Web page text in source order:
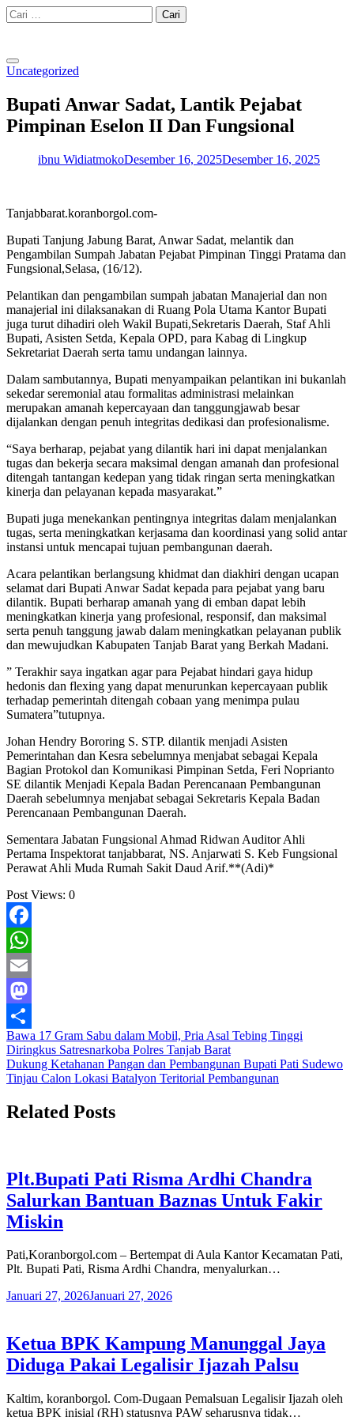
Skip
to
Cari
untuk:
Uncategorized
Bupati Anwar Sadat, Lantik Pejabat
Pimpinan Eselon II Dan Fungsional
ibnu WidiatmokoDesember 16, 2025Desember 16, 2025
Tanjabbarat.koranborgol.com-
Bupati Tanjung Jabung Barat, Anwar Sadat, melantik dan
Pengambilan Sumpah Jabatan Pejabat Pimpinan Tinggi Pratama dan
Fungsional,Selasa, (16/12).
Pelantikan dan pengambilan sumpah jabatan Manajerial dan non
manajerial ini dilaksanakan di Ruang Pola Utama Kantor Bupati
juga turut dihadiri oleh Wakil Bupati,Sekretaris Daerah, Staf Ahli
Bupati, Asisten Setda, Kepala OPD, para Kabag di Lingkup
Sekretariat Daerah serta tamu undangan lainnya.
Dalam sambutannya, Bupati menyampaikan pelantikan ini bukanlah
sekedar seremonial atau formalitas administrasi melainkan
merupakan amanah kepercayaan dan tanggungjawab besar
dijalankan dengan penuh integritas dedikasi dan profesionalisme.
“Saya berharap, pejabat yang dilantik hari ini dapat menjalankan
tugas dan bekerja secara maksimal dengan amanah dan profesional
ditengah tantangan kedepan yang tidak ringan serta meningkatkan
kinerja dan pelayanan kepada masyarakat.”
Bupati juga menekankan pentingnya integritas dalam menjalankan
tugas, serta meningkatkan kerjasama dan koordinasi yang solid antar
instansi untuk mencapai tujuan pembangunan daerah.
Acara pelantikan berlangsung khidmat dan diakhiri dengan ucapan
selamat dari Bupati Anwar Sadat kepada para pejabat yang baru
dilantik. Bupati berharap amanah yang di emban dapat lebih
meningkatkan kinerja yang profesional, responsif, dan maksimal
serta penuh tanggung jawab dalam meningkatkan pelayanan publik
dan mewujudkan Kabupaten Tanjab Barat yang Berkah Madani.
” Terakhir saya ingatkan agar para Pejabat hindari gaya hidup
hedonis dan flexing yang dapat menurunkan kepercayaan publik
terhadap pemerintah ditengah cobaan yang menimpa pulau
Sumatera”tutupnya.
Johan Hendry Bororing S. STP. dilantik menjadi Asisten
Pemerintahan dan Kesra sebelumnya menjabat sebagai Kepala
Bagian Protokol dan Komunikasi Pimpinan Setda, Feri Noprianto
SE dilantik Menjadi Kepala Badan Perencanaan Pembangunan
Daerah sebelumnya menjabat sebagai Sekretaris Kepala Badan
Perencanaan Pembangunan Daerah.
Sementara Jabatan Fungsional Ahmad Ridwan Auditor Ahli
Pertama Inspektorat tanjabbarat, NS. Anjarwati S. Keb Fungsional
Perawat Ahli Muda Rumah Sakit Daud Arif.**(Adi)*
Post Views: 0
Facebook
WhatsApp
Email
Mastodon
Share
Navigasi
pos
Bawa 17 Gram Sabu dalam Mobil, Pria Asal Tebing Tinggi
Diringkus Satresnarkoba Polres Tanjab Barat
Dukung Ketahanan Pangan dan Pembangunan Bupati Pati Sudewo
Tinjau Calon Lokasi Batalyon Teritorial Pembangunan
Related Posts
Plt.Bupati Pati Risma Ardhi Chandra
Salurkan Bantuan Baznas Untuk Fakir
Miskin
Pati,Koranborgol.com – Bertempat di Aula Kantor Kecamatan Pati,
Plt. Bupati Pati, Risma Ardhi Chandra, menyalurkan…
Januari 27, 2026Januari 27, 2026
Ketua BPK Kampung Manunggal Jaya
Diduga Pakai Legalisir Ijazah Palsu
Kaltim, koranborgol. Com-Dugaan Pemalsuan Legalisir Ijazah oleh
ketua BPK inisial (RH) statusnya PAW seharusnya tidak…